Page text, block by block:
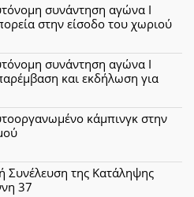
συνάντηση αγώνα Ι
στην είσοδο του χωριού
συνάντηση αγώνα Ι
και εκδήλωση για
κάμπινγκ στην
Συνέλευση της Κατάληψης
37